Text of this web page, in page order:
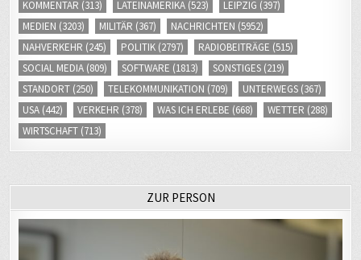
MEDIEN(3203) MILITÄR(367) NACHRICHTEN(5952)
NAHVERKEHR(245) POLITIK (2797) RADIOBEITRÄGE
SOCIAL MEDIA (809) SOFTWARE(1813) SONSTIGES(219)
STANDORT(250) TELEKOMMUNIKATION (709) UNTERWEGS
USA(442) VERKEHR(378) WAS ICH ERLEBE (668) WETTER(288)
WIRTSCHAFT(713)